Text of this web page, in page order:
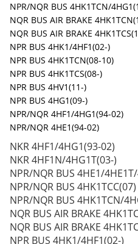
NPR/NQR BUS 4HK1TCN/
NQR BUS AIR BRAKE
NQR BUS AIR BRAKE
NPR BUS 4HK1/4HF1(02-)
NPR BUS 4HK1TCN(08-10)
NPR BUS 4HK1TCS(08-)
NPR BUS 4HV1(11-)
NPR BUS 4HG1(09-)
NPR/NQR 4HF1/4HG1(94-02)
NPR/NQR 4HE1(94-02)
NKR 4HF1/4HG1(93-02)
NKR 4HF1N/4HG1T(03-)
NPR/NQR BUS 4HE1/
NPR/NQR BUS 4HK1TCC(07)
NPR/NQR BUS 4HK1TCN/
NQR BUS AIR BRAKE
NQR BUS AIR BRAKE
NPR BUS 4HK1/4HF1(02-)